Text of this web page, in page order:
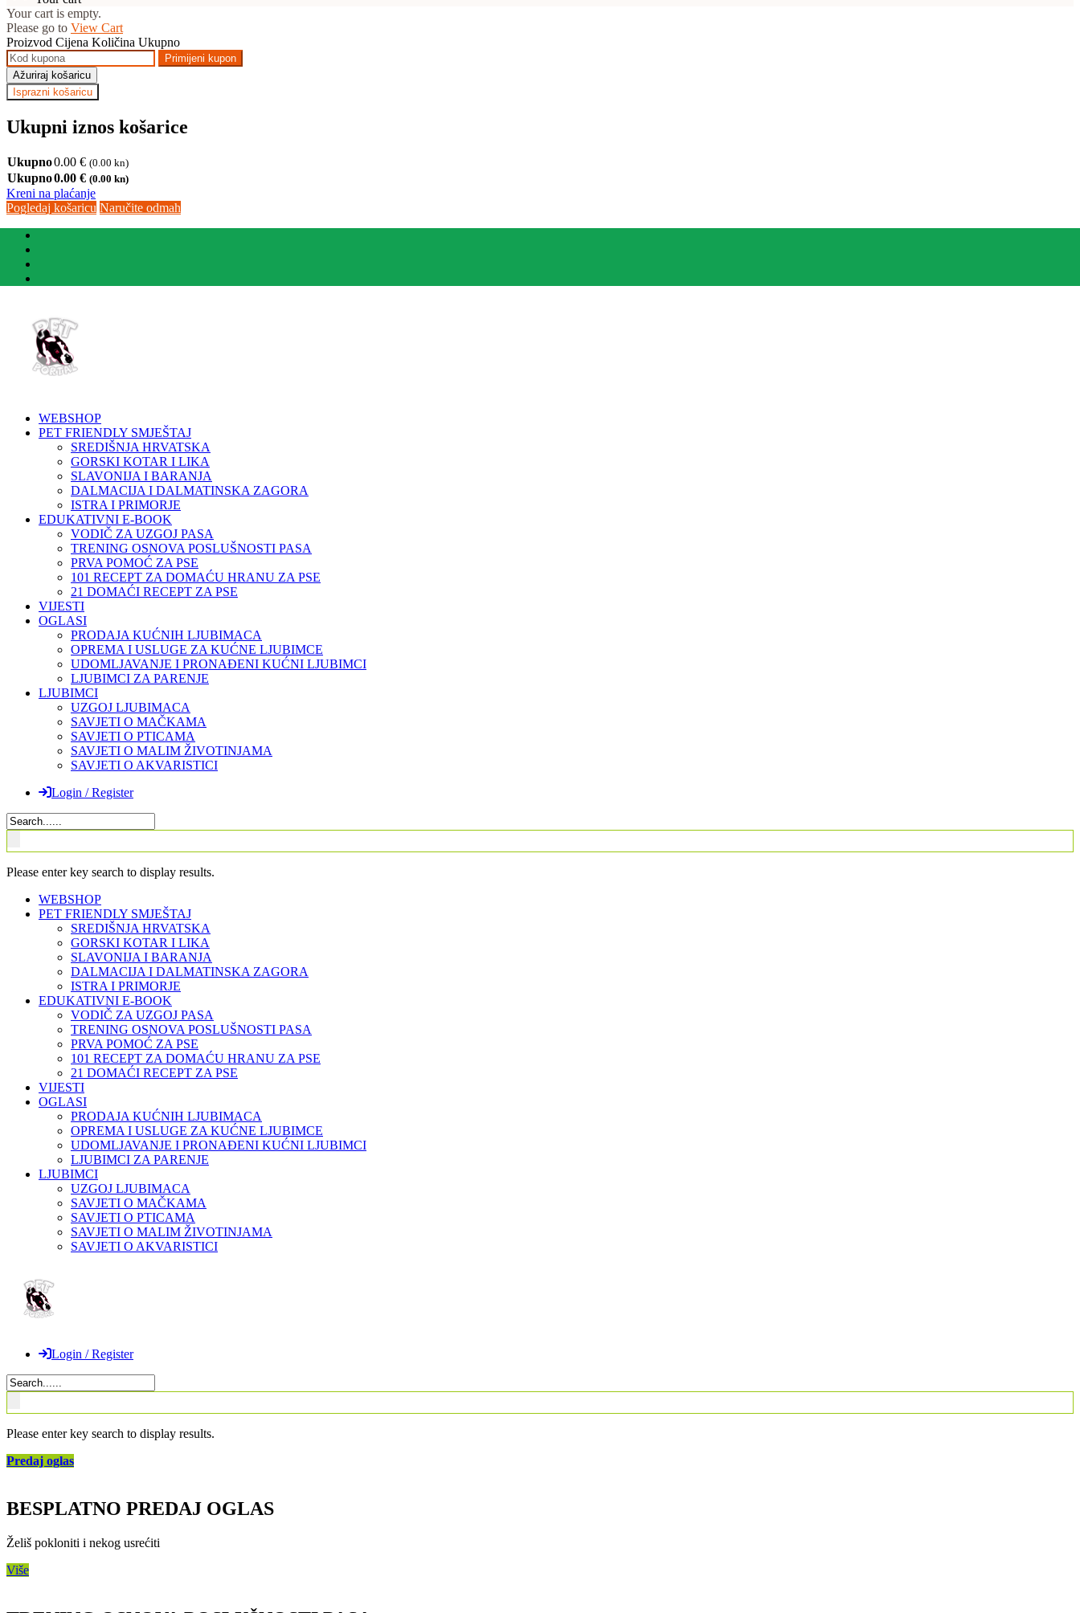
Your cart is empty.
Please go to View Cart
Proizvod Cijena Količina Ukupno
Primijeni kupon
Ažuriraj košaricu
Isprazni košaricu
Ukupni iznos košarice
Ukupno0.00 € (0.00 kn)
Ukupno0.00 € (0.00 kn)
Kreni na plaćanje
Pogledaj košaricu Naručite odmah
WEBSHOP
PET FRIENDLY SMJEŠTAJ
SREDIŠNJA HRVATSKA
GORSKI KOTAR I LIKA
SLAVONIJA I BARANJA
DALMACIJA I DALMATINSKA ZAGORA
ISTRA I PRIMORJE
EDUKATIVNI E-BOOK
VODIČ ZA UZGOJ PASA
TRENING OSNOVA POSLUŠNOSTI PASA
PRVA POMOĆ ZA PSE
101 RECEPT ZA DOMAĆU HRANU ZA PSE
21 DOMAĆI RECEPT ZA PSE
VIJESTI
OGLASI
PRODAJA KUĆNIH LJUBIMACA
OPREMA I USLUGE ZA KUĆNE LJUBIMCE
UDOMLJAVANJE I PRONAĐENI KUĆNI LJUBIMCI
LJUBIMCI ZA PARENJE
LJUBIMCI
UZGOJ LJUBIMACA
SAVJETI O MAČKAMA
SAVJETI O PTICAMA
SAVJETI O MALIM ŽIVOTINJAMA
SAVJETI O AKVARISTICI
Login / Register
Please enter key search to display results.
WEBSHOP
PET FRIENDLY SMJEŠTAJ
SREDIŠNJA HRVATSKA
GORSKI KOTAR I LIKA
SLAVONIJA I BARANJA
DALMACIJA I DALMATINSKA ZAGORA
ISTRA I PRIMORJE
EDUKATIVNI E-BOOK
VODIČ ZA UZGOJ PASA
TRENING OSNOVA POSLUŠNOSTI PASA
PRVA POMOĆ ZA PSE
101 RECEPT ZA DOMAĆU HRANU ZA PSE
21 DOMAĆI RECEPT ZA PSE
VIJESTI
OGLASI
PRODAJA KUĆNIH LJUBIMACA
OPREMA I USLUGE ZA KUĆNE LJUBIMCE
UDOMLJAVANJE I PRONAĐENI KUĆNI LJUBIMCI
LJUBIMCI ZA PARENJE
LJUBIMCI
UZGOJ LJUBIMACA
SAVJETI O MAČKAMA
SAVJETI O PTICAMA
SAVJETI O MALIM ŽIVOTINJAMA
SAVJETI O AKVARISTICI
Login / Register
Please enter key search to display results.
Predaj oglas
BESPLATNO PREDAJ OGLAS
Želiš pokloniti i nekog usrećiti
Više